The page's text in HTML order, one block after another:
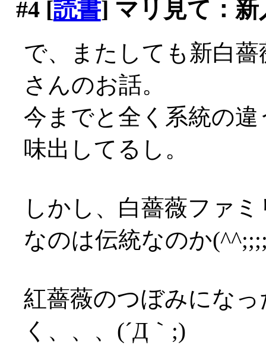
#4[読書] マリ見て：新
で、またしても新白
さんのお話。
今までと全く系統の
味出してるし。
しかし、白薔薇ファ
なのは伝統なのか
紅薔薇のつぼみにな
く、、、(´Д｀;)